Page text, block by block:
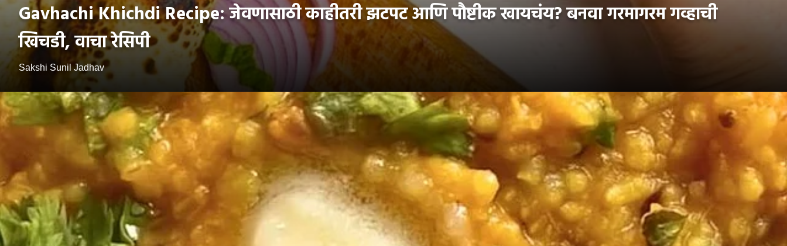
Gavhachi Khichdi Recipe: जेवणासाठी काहीतरी झटपट आणि पौष्टीक खायचंय? बनवा गरमागरम गव्हाची
खिचडी, वाचा रेसिपी
Sakshi Sunil Jadhav